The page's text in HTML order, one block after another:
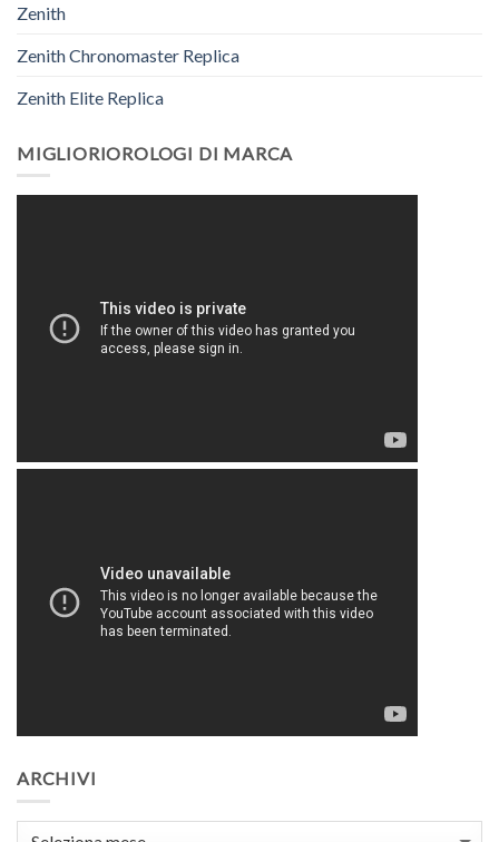
Zenith
Zenith Chronomaster Replica
Zenith Elite Replica
MIGLIORIOROLOGI DI MARCA
ARCHIVI
Archivi